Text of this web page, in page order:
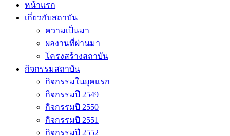
หน้าแรก
เกี่ยวกับสถาบัน
ความเป็นมา
ผลงานที่ผ่านมา
โครงสร้างสถาบัน
กิจกรรมสถาบัน
กิจกรรมในยุคแรก
กิจกรรมปี 2549
กิจกรรมปี 2550
กิจกรรมปี 2551
กิจกรรมปี 2552